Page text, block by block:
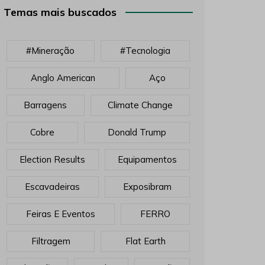
Temas mais buscados
#mineração #tecnologia
Anglo American Aço
Barragens Climate Change
Cobre Donald Trump
Election Results Equipamentos
Escavadeiras Exposibram
Feiras E Eventos FERRO
Filtragem Flat Earth